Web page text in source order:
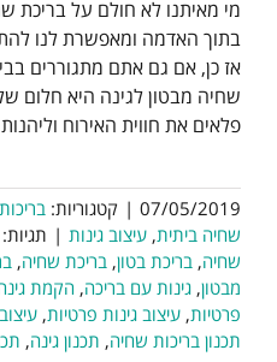
מי מאיתנו לא חולם על בריכת
בתוך האדמה ומאפשרת לנו
אז כן, אם גם אתם מתגוררים
שחיה מבטון לגינה היא
פלאים את חווית האירוח
07/05/2019
| קטגוריות:
שחיה ביתית, עיצוב גינות | תגיות:
שחיה, בריכת בטון, בריכת שחיה,
מבטון, גינות עם בריכה, הקמת
פרטיות, עיצוב גינות פרטיות,
תכנון בריכות שחיה, תכנון גינה,